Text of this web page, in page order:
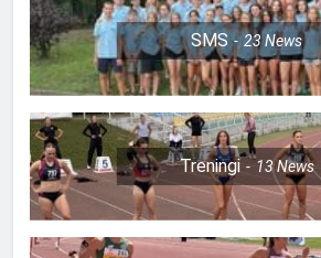
SMS 23News
Treningi 13News